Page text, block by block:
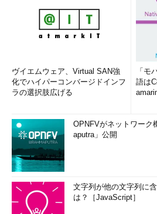
ヴイエムウェア、Virtual SAN強
化でハイパーコンバージドインフ
ラの選択肢広げる
「モ
語は
OPNFVがネットワーク
aputra」公開
文字列が他の文字列に
は？［JavaScript］